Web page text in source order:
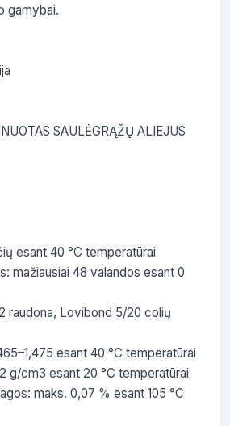
gamybai.
SAULĖGRĄŽŲ ALIEJUS
esant 40 °C temperatūrai
mažiausiai 48 valandos esant 0
raudona, Lovibond 5/20 colių
esant 40 °C temperatūrai
g/cm3 esant 20 °C temperatūrai
maks. 0,07 % esant 105 °C